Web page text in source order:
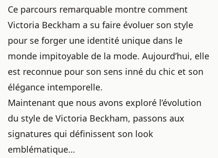
Ce parcours remarquable montre comment
Victoria Beckham a su faire évoluer son style
pour se forger une identité unique dans le
monde impitoyable de la mode. Aujourd’hui, elle
est reconnue pour son sens inné du chic et son
élégance intemporelle.
Maintenant que nous avons exploré l’évolution
du style de Victoria Beckham, passons aux
signatures qui définissent son look
emblématique…